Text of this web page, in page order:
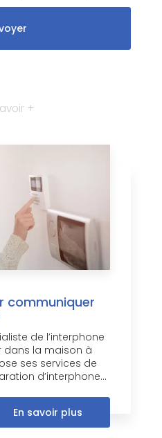
+
communiquer
de l’interphone
la maison à
ses services de
d’interphone...
En savoir plus